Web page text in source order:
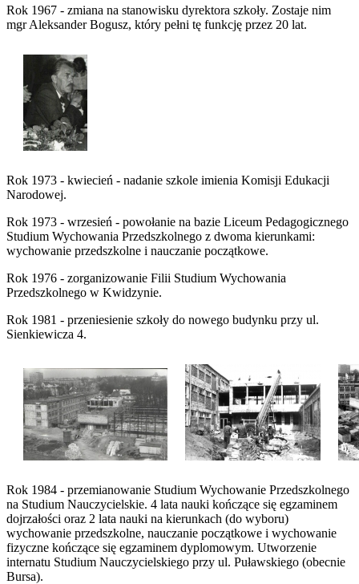
Rok 1967 - zmiana na stanowisku dyrektora szkoły. Zostaje nim
mgr Aleksander Bogusz, który pełni tę funkcję przez 20 lat.
Rok 1973 - kwiecień - nadanie szkole imienia Komisji Edukacji
Narodowej.
Rok 1973 - wrzesień - powołanie na bazie Liceum Pedagogicznego
Studium Wychowania Przedszkolnego z dwoma kierunkami:
wychowanie przedszkolne i nauczanie początkowe.
Rok 1976 - zorganizowanie Filii Studium Wychowania
Przedszkolnego w Kwidzynie.
Rok 1981 - przeniesienie szkoły do nowego budynku przy ul.
Sienkiewicza 4.
Rok 1984 - przemianowanie Studium Wychowanie Przedszkolnego
na Studium Nauczycielskie. 4 lata nauki kończące się egzaminem
dojrzałości oraz 2 lata nauki na kierunkach (do wyboru)
wychowanie przedszkolne, nauczanie początkowe i wychowanie
fizyczne kończące się egzaminem dyplomowym. Utworzenie
internatu Studium Nauczycielskiego przy ul. Puławskiego (obecnie
Bursa).